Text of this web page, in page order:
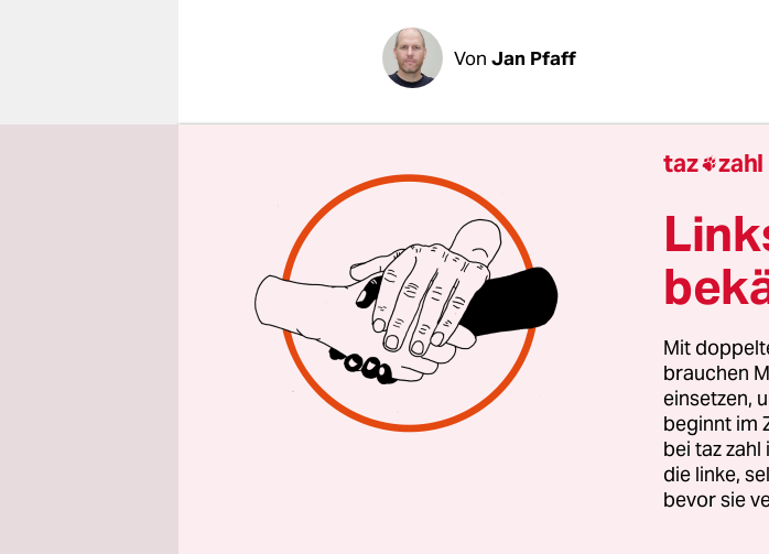
Von Jan Pfaff
Da ist dieser geheimnisvolle Raum,
vollgestopft mit Büchern bis unter die
Geigen, Bratschen, eine Laute. Der
Luft. Neben dem Schreibtisch steht
Vorrichtung, in die man ein
Glasscheibe einklemmen kann, um es
lesen.
Er ist sechs, vielleicht sieben Jahre
in der großen Altbauwohnung in
kräftiger Mann mit rötlichem Bart,
wieder Nachschlagewerke, liest
taz 
Mit
brauchen
einsetzen,
beginnt im
bei taz
die linke,
bevor sie